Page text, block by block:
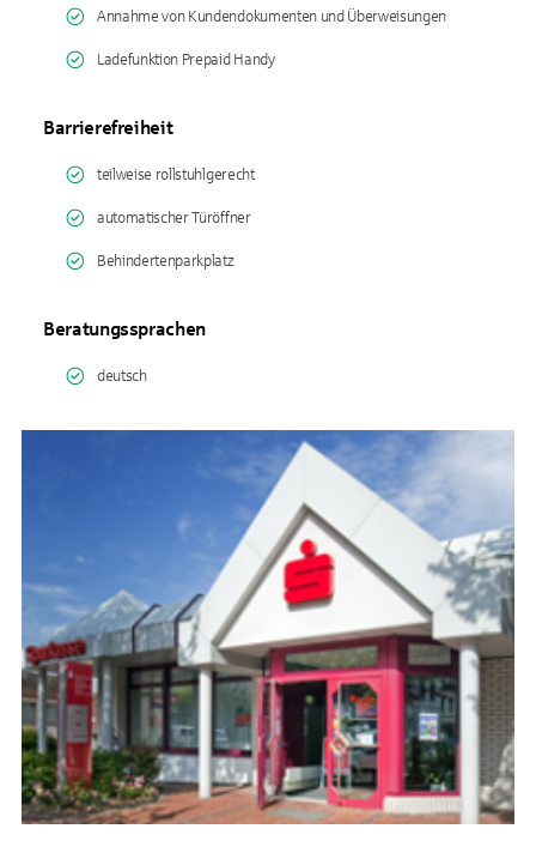
Annahme von Kundendokumenten und Überweisungen
Ladefunktion Prepaid Handy
Barrierefreiheit
teilweise rollstuhlgerecht
automatischer Türöffner
Behindertenparkplatz
Beratungssprachen
deutsch